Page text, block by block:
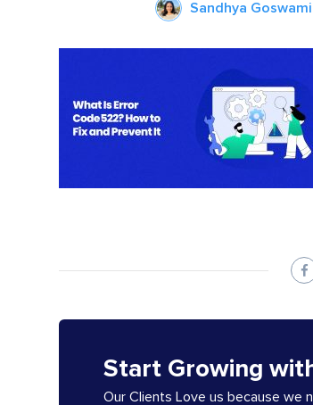
Sandhya Goswami
Start Growing
Our Clients Love us because we